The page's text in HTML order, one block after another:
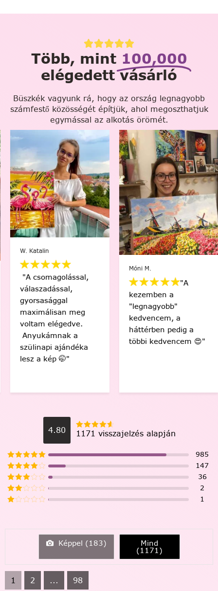
Több, mint 100,000
elégedett vásárló
Büszkék vagyunk rá, hogy az ország legnagyobb
számfestő közösségét építjük, ahol megoszthatjuk
egymással az alkotás örömét.
W. Katalin
"A csomagolással,
válaszadással,
gyorsasággal
maximálisan meg
voltam elégedve.
Anyukámnak a
szülinapi ajándéka
lesz a kép 🤭"
Móni M.
"A
kezemben a
"legnagyobb"
kedvencem, a
háttérben pedig a
többi kedvencem 😍"
4.80 1171 visszajelzés alapján
985
147
36
2
1
Képpel (183) Mind
(1171)
1 2 ... 98